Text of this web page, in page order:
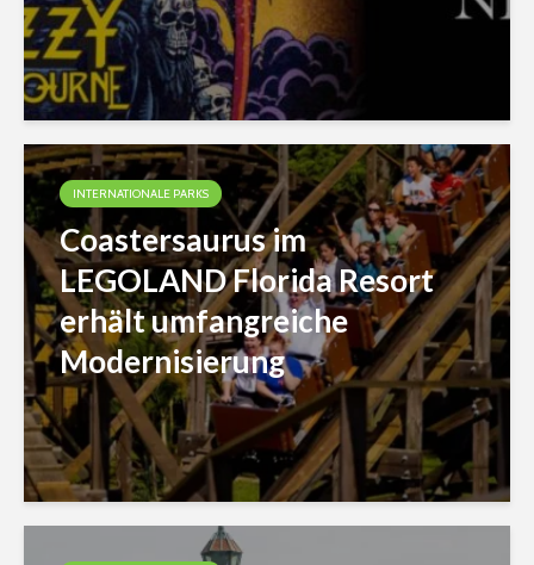
INTERNATIONALE PARKS
Coastersaurus im
LEGOLAND Florida Resort
erhält umfangreiche
Modernisierung